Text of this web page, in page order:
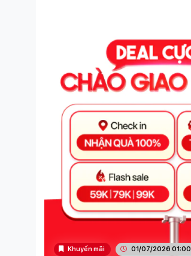
Khuyến mãi 01/07/2026 01:00